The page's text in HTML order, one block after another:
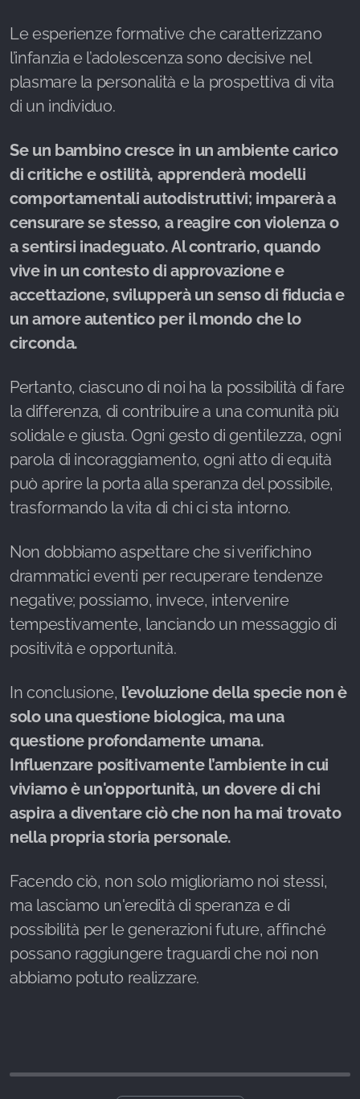
Le esperienze formative che caratterizzano
l’infanzia e l’adolescenza sono decisive nel
plasmare la personalità e la prospettiva di vita
di un individuo.
Se un bambino cresce in un ambiente carico
di critiche e ostilità, apprenderà modelli
comportamentali autodistruttivi; imparerà a
censurare se stesso, a reagire con violenza o
a sentirsi inadeguato. Al contrario, quando
vive in un contesto di approvazione e
accettazione, svilupperà un senso di fiducia e
un amore autentico per il mondo che lo
circonda.
Pertanto, ciascuno di noi ha la possibilità di fare
la differenza, di contribuire a una comunità più
solidale e giusta. Ogni gesto di gentilezza, ogni
parola di incoraggiamento, ogni atto di equità
può aprire la porta alla speranza del possibile,
trasformando la vita di chi ci sta intorno.
Non dobbiamo aspettare che si verifichino
drammatici eventi per recuperare tendenze
negative; possiamo, invece, intervenire
tempestivamente, lanciando un messaggio di
positività e opportunità.
In conclusione, l’evoluzione della specie non è
solo una questione biologica, ma una
questione profondamente umana.
Influenzare positivamente l’ambiente in cui
viviamo è un'opportunità, un dovere di chi
aspira a diventare ciò che non ha mai trovato
nella propria storia personale.
Facendo ciò, non solo miglioriamo noi stessi,
ma lasciamo un'eredità di speranza e di
possibilità per le generazioni future, affinché
possano raggiungere traguardi che noi non
abbiamo potuto realizzare.